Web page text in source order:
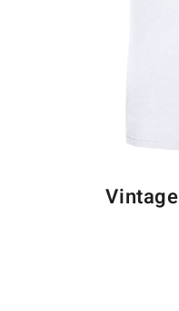
חולצת טי קצרה גברים Vintage